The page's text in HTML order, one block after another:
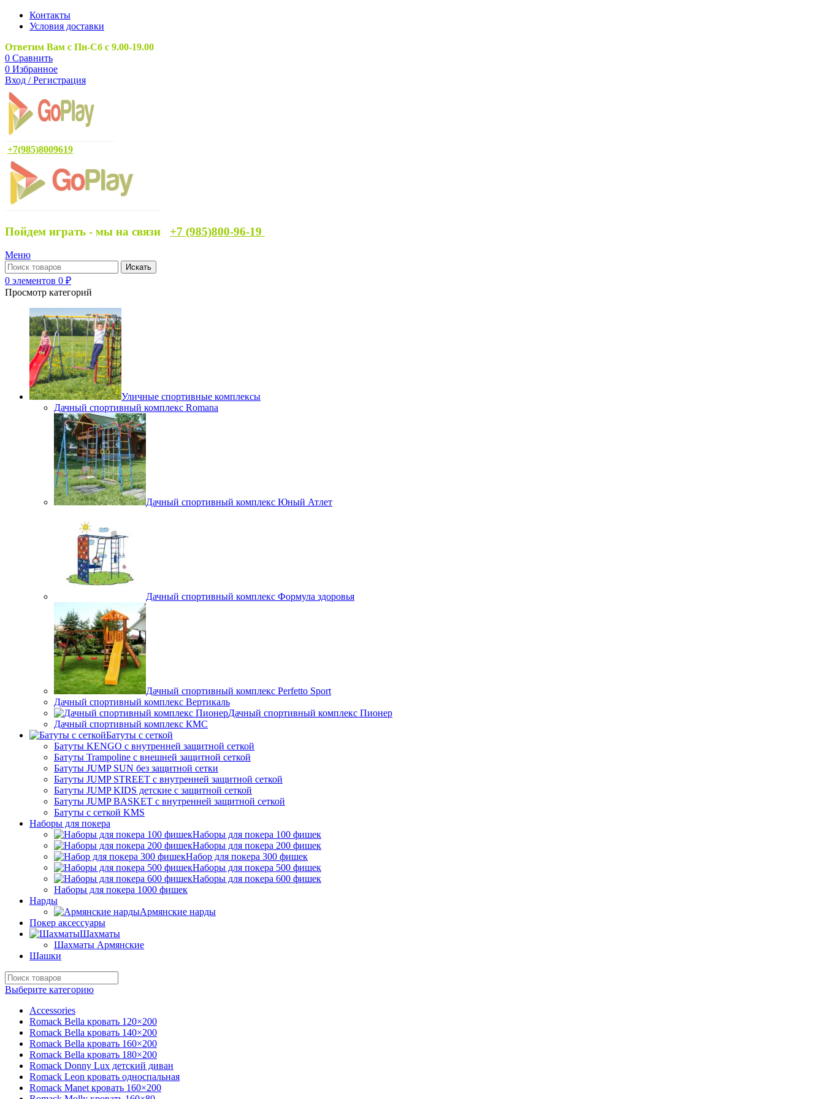
Контакты
Условия доставки
Ответим Вам с Пн-Сб с 9.00-19.00
0 Сравнить
0 Избранное
Вход / Регистрация
+7(985)8009619
Пойдем играть - мы на связи +7 (985)800-96-19
Меню
Искать
0 элементов 0 ₽
Просмотр категорий
Уличные спортивные комплексы
Дачный спортивный комплекс Romana
Дачный спортивный комплекс Юный Атлет
Дачный спортивный комплекс Формула здоровья
Дачный спортивный комплекс Perfetto Sport
Дачный спортивный комплекс Вертикаль
Дачный спортивный комплекс Пионер
Дачный спортивный комплекс КМС
Батуты с сеткой
Батуты KENGO с внутренней защитной сеткой
Батуты Trampoline с внешней защитной сеткой
Батуты JUMP SUN без защитной сетки
Батуты JUMP STREET с внутренней защитной сеткой
Батуты JUMP KIDS детские с защитной сеткой
Батуты JUMP BASKET с внутренней защитной сеткой
Батуты с сеткой KMS
Наборы для покера
Наборы для покера 100 фишек
Наборы для покера 200 фишек
Набор для покера 300 фишек
Наборы для покера 500 фишек
Наборы для покера 600 фишек
Наборы для покера 1000 фишек
Нарды
Армянские нарды
Покер аксессуары
Шахматы
Шахматы Армянские
Шашки
Выберите категорию
Accessories
Romack Bella кровать 120×200
Romack Bella кровать 140×200
Romack Bella кровать 160×200
Romack Bella кровать 180×200
Romack Donny Lux детский диван
Romack Leon кровать односпальная
Romack Manet кровать 160×200